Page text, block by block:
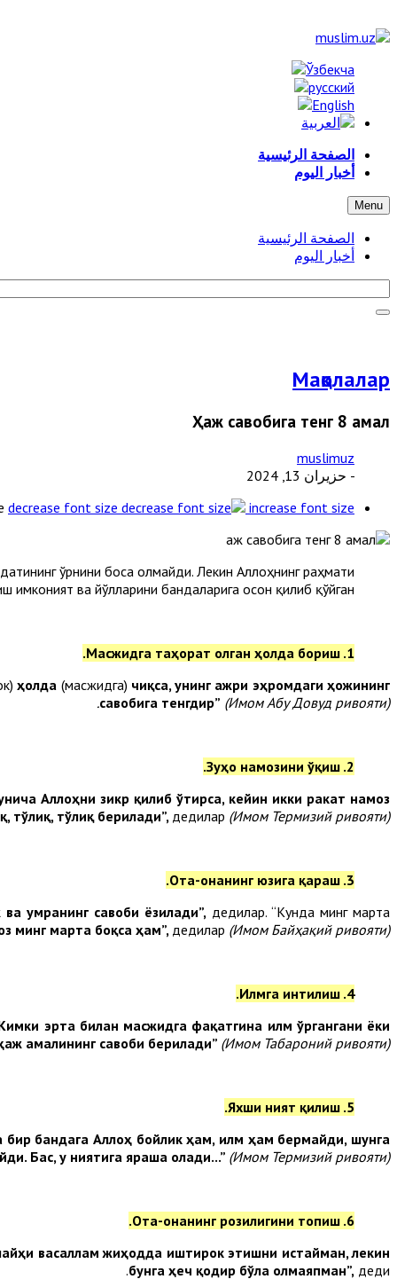
الصفحة الرئيسية
أخبار اليوم
Menu
الصفحة الرئيسية
أخبار اليوم
Мақолалар
Ҳаж савобига тенг 8 амал
muslimuz
- حزيران 13, 2024
decrease font size increase font size
ўрнини боса олмайди. Лекин Аллоҳнинг раҳмати
имконият ва йўлларини бандаларига осон қилиб қўйган.
1. Масжидга таҳорат олган ҳолда бориш.
ҳолда (масжидга) чиқса, унинг ажри эҳромдаги ҳожининг
савобига тенгдир” (Имом Абу Довуд ривояти).
2. Зуҳо намозини ўқиш.
Аллоҳни зикр қилиб ўтирса, кейин икки ракат намоз
тўлиқ, тўлиқ берилади”, дедилар (Имом Термизий ривояти)
3. Ота-онанинг юзига қараш.
умранинг савоби ёзилади”, дедилар. “Кунда минг марта
минг марта боқса ҳам”, дедилар (Имом Байҳақий ривояти).
4. Илмга интилиш.
эрта билан масжидга фақатгина илм ўргангани ёки
амалининг савоби берилади” (Имом Табароний ривояти).
5. Яхши ният қилиш.
бир бандага Аллоҳ бойлик ҳам, илм ҳам бермайди, шунга
Бас, у ниятига яраша олади...” (Имом Термизий ривояти)
6. Ота-онанинг розилигини топиш.
васаллам жиҳодда иштирок этишни истайман, лекин
бунга ҳеч қодир бўла олмаяпман”, деди.